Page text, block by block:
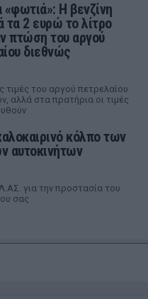
«φωτιά»: Η βενζίνη
τα 2 ευρώ το λίτρο
πτώση του αργού
διεθνώς
τιμές του αργού πετρελαίου
αλλά στα πρατήρια οι τιμές
κόλπο των
αυτοκινήτων
για την προστασία του
σας